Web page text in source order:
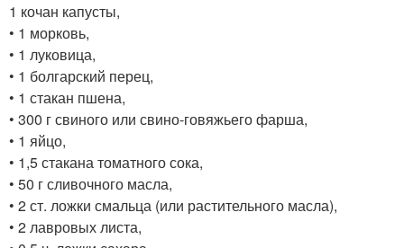
1 кочан капусты,
• 1 морковь,
• 1 луковица,
• 1 болгарский перец,
• 1 стакан пшена,
• 300 г свиного или свино-говяжьего фарша,
• 1 яйцо,
• 1,5 стакана томатного сока,
• 50 г сливочного масла,
• 2 ст. ложки смальца (или растительного масла),
• 2 лавровых листа,